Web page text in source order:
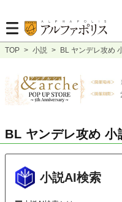
TOP > 小説 > BL ヤンデレ攻め
BL ヤンデレ攻め 小
小説AI検索